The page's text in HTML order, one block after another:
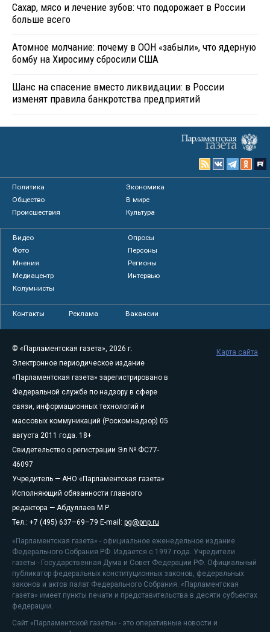
Сахар, мясо и лечение зубов: что подорожает в России
больше всего
Атомное молчание: почему в ООН «забыли», что ядерную
бомбу на Хиросиму сбросили США
Шанс на спасение вместо ликвидации: в России
изменят правила банкротства предприятий
Политика
Экономика
Общество
В мире
Происшествия
Культура
Видео
Опросы
Фото
Персоны
Мнения
Регионы
Медиацентр
Интервью
Колумнисты
Контакты Реклама Вакансии
© «Парламентская газета», 2026 г.
Электронное периодическое издание
«Парламентская газета» зарегистрировано в
Федеральной службе по надзору в сфере
связи, информационных технологий и
массовых коммуникаций (Роскомнадзор) 05
августа 2011 года. 18+
Свидетельство о регистрации Эл № ФС77-
46097
Учредитель — АНО «Парламентская газета»
Исполняющий обязанности главного
редактора — Абдуллаев М.Р.
Тел.: +7 (495) 637–69–79 E-mail: pg@pnp.ru
«Парламентская газета» - официальное еженедельное издание
Федерального Собрания РФ. Издается с 1997 года. Учредители
газеты - Государственная Дума и Совет Федерации РФ. Официальный
публикатор федеральных конституционных законов, федеральных
законов и актов палат Федерального Собрания. «Парламентская
газета» имеет пункты печати и представительства в десяти субъектах
федерации.
Сайт «Парламентской газеты» - это оперативные новости и
Карта сайта